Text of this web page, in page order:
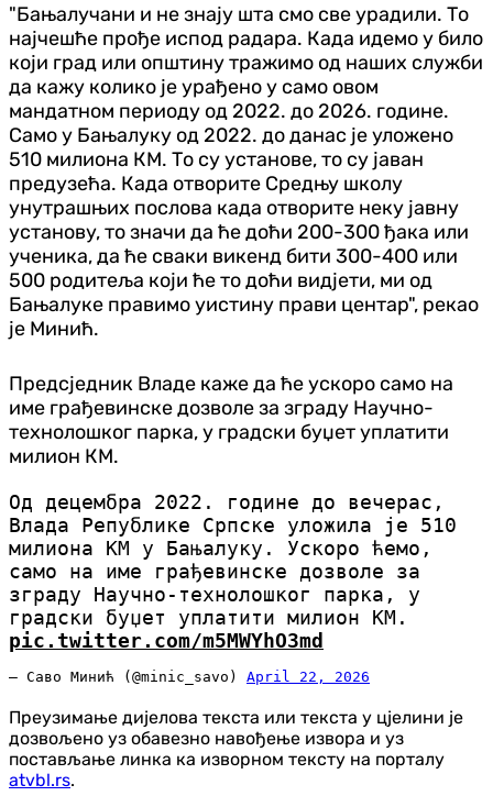
"Бањалучани и не знају шта смо све урадили. То
најчешће прође испод радара. Када идемо у било
који град или општину тражимо од наших служби
да кажу колико је урађено у само овом
мандатном периоду од 2022. до 2026. године.
Само у Бањалуку од 2022. до данас је уложено
510 милиона КМ. То су установе, то су јаван
предузећа. Када отворите Средњу школу
унутрашњих послова када отворите неку јавну
установу, то значи да ће доћи 200-300 ђака или
ученика, да ће сваки викенд бити 300-400 или
500 родитеља који ће то доћи видјети, ми од
Бањалуке правимо уистину прави центар", рекао
је Минић.
Предсједник Владе каже да ће ускоро само на
име грађевинске дозволе за зграду Научно-
технолошког парка, у градски буџет уплатити
милион КМ.
Од децембра 2022. године до вечерас,
Влада Републике Српске уложила је 510
милиона КМ у Бањалуку. Ускоро ћемо,
само на име грађевинске дозволе за
зграду Научно-технолошког парка, у
градски буџет уплатити милион КМ.
pic.twitter.com/m5MWYhO3md
— Саво Минић (@minic_savo) April 22, 2026
Преузимање дијелова текста или текста у цјелини је
дозвољено уз обавезно навођење извора и уз
постављање линка ка изворном тексту на порталу
atvbl.rs.